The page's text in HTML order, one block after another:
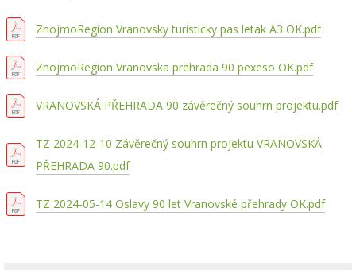
ZnojmoRegion Vranovsky turisticky pas letak A3 OK.pdf
ZnojmoRegion Vranovska prehrada 90 pexeso OK.pdf
VRANOVSKÁ PŘEHRADA 90 závěrečný souhrn projektu.pdf
TZ 2024-12-10 Závěrečný souhrn projektu VRANOVSKÁ
PŘEHRADA 90.pdf
TZ 2024-05-14 Oslavy 90 let Vranovské přehrady OK.pdf